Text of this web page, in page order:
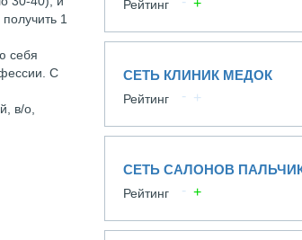
1
себя
С
в/о,
Рейтинг
СЕТЬ КЛИНИК МЕДОК
Рейтинг
СЕТЬ САЛОНОВ
Рейтинг